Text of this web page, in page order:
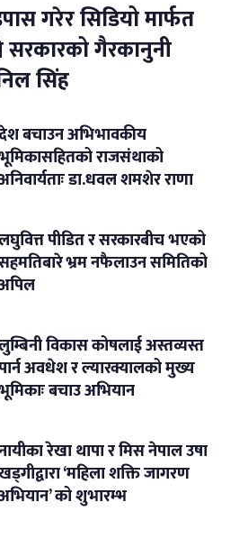
गरेर सिडियो मार्फत
सरकारको गैरकानुनी
सिंह
बचाउन अभिभावकीय
राजसंथाको
डा.धवल शमशेर राणा
पीडित र सरकारबीच भएको
भ्रम नफैलाउन समितिको
विकास कोषलाई अस्तव्यस्त
अवधेश र ल्यारक्यालको मुख्य
बचाउ अभियान
रेखा थापा र मिस नेपाल उषा
‘महिला शक्ति जागरण
को शुभारम्भ